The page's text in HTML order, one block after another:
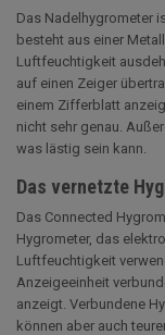
Das Nadelhygrometer
besteht aus einer
Luftfeuchtigkeit
auf einen Zeiger
einem Zifferblatt
nicht sehr genau.
was lästig sein kann.
Das vernetzte
Das Connected
Hygrometer, das
Luftfeuchtigkeit
Anzeigeeinheit
anzeigt. Verbundene
können aber auch